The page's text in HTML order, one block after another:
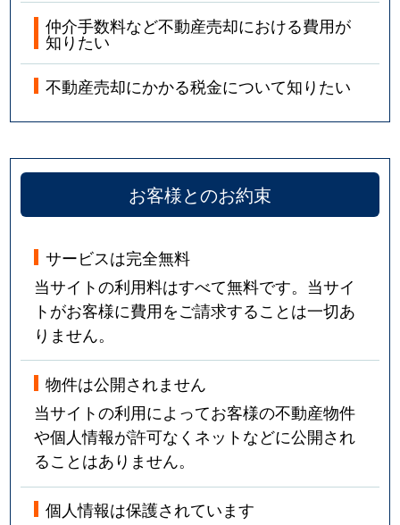
仲介手数料など不動産売却における費用が
知りたい
不動産売却にかかる税金について知りたい
お客様とのお約束
サービスは完全無料
当サイトの利用料はすべて無料です。当サイ
トがお客様に費用をご請求することは一切あ
りません。
物件は公開されません
当サイトの利用によってお客様の不動産物件
や個人情報が許可なくネットなどに公開され
ることはありません。
個人情報は保護されています